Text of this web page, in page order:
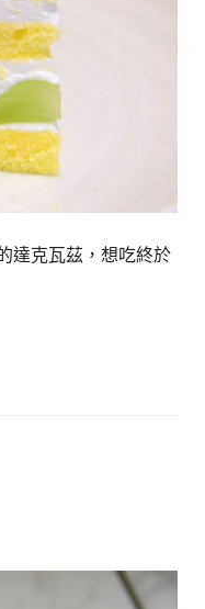
達克瓦茲，想吃終於